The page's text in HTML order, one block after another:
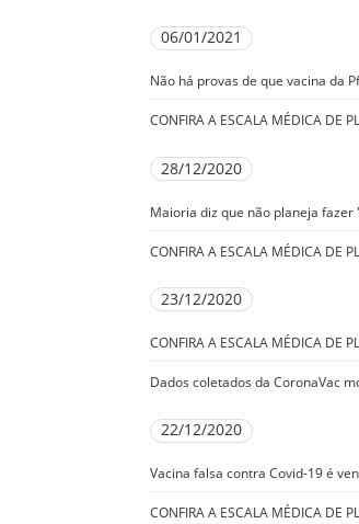
06/01/2021
Não há provas de que vacina da
CONFIRA A ESCALA MÉDICA DE
28/12/2020
Maioria diz que não planeja
CONFIRA A ESCALA MÉDICA DE
23/12/2020
CONFIRA A ESCALA MÉDICA DE
Dados coletados da CoronaVac
22/12/2020
Vacina falsa contra Covid-19 é
CONFIRA A ESCALA MÉDICA DE